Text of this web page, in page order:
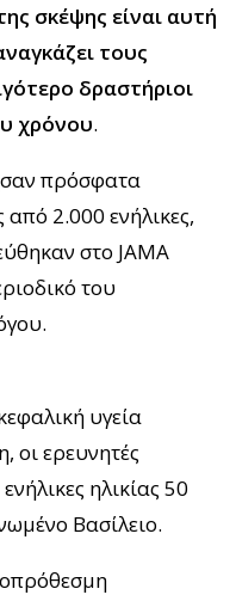
σκέψης είναι αυτή
τους
δραστήριοι
χρόνου.
πρόσφατα
2.000 ενήλικες,
στο JAMA
του
υγεία
οι ερευνητές
ηλικίας 50
Βασίλειο.